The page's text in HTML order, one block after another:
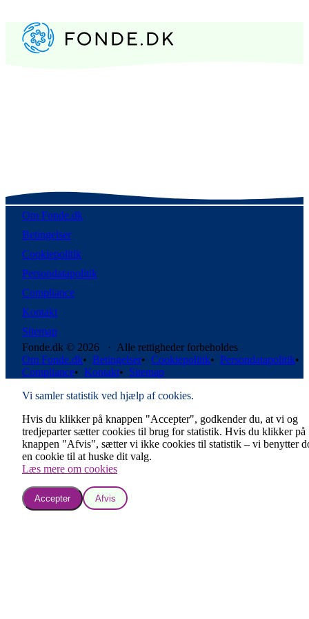
Om Fonde.dk
Betingelser
Cookiepolitik
Persondatapolitik
Compliance
Kontakt
Sitemap
Fonde.dk © 2026 · Alle rettigheder forbeholdes
Om Fonde.dk• Betingelser• Cookiepolitik• Persondatapolitik•
Compliance• Kontakt• Sitemap
Vi samler statistik ved hjælp af cookies.
Hvis du klikker på knappen "Accepter", godkender du, at vi og
tredjeparter sætter cookies til brug for statistik. Hvis du klikker på
knappen "Afvis", sætter vi ikke cookies til statistik – vi benytter
en cookie til at huske dit valg.
Læs mere om cookies
Accepter Afvis